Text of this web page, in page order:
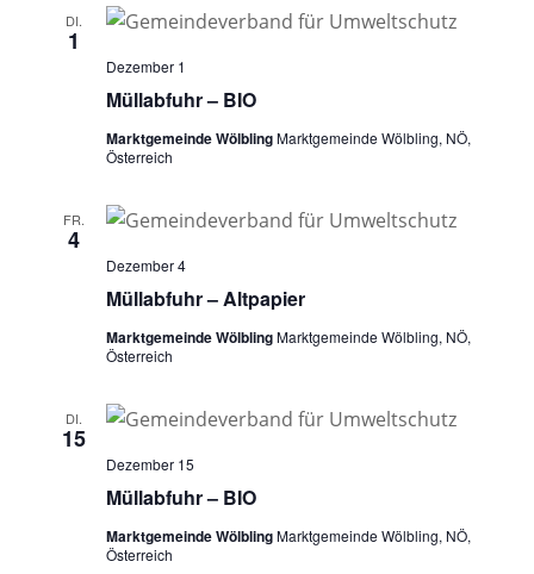
DI.
1
Müllabfuhr – BIO
Dezember 1
Marktgemeinde WölblingMarktgemeinde Wölbling, NÖ,
Österreich
FR.
4
Müllabfuhr – Altpapier
Dezember 4
Marktgemeinde WölblingMarktgemeinde Wölbling, NÖ,
Österreich
DI.
15
Müllabfuhr – BIO
Dezember 15
Marktgemeinde WölblingMarktgemeinde Wölbling, NÖ,
Österreich